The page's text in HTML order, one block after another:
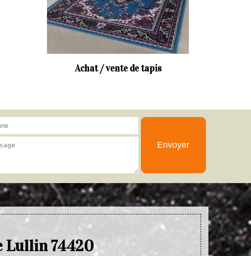
Achat / vente de tapis
Lullin 74420